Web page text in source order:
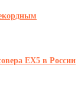
EX5 в России